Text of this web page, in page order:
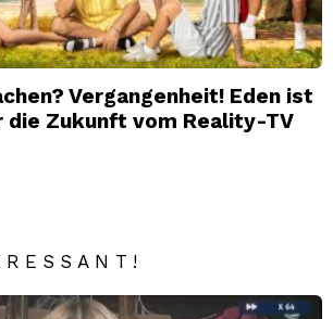
Vergangenheit! Eden ist
die Zukunft vom Reality-TV